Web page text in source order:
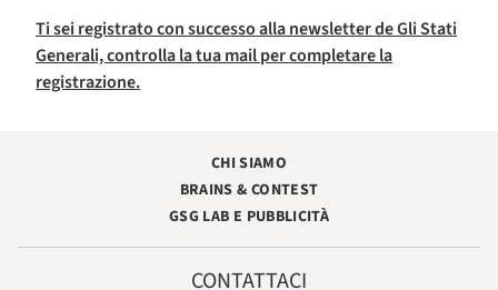
Ti sei registrato con successo alla newsletter de Gli Stati
Generali, controlla la tua mail per completare la
registrazione.
CHI SIAMO
BRAINS & CONTEST
GSG LAB E PUBBLICITÀ
CONTATTACI